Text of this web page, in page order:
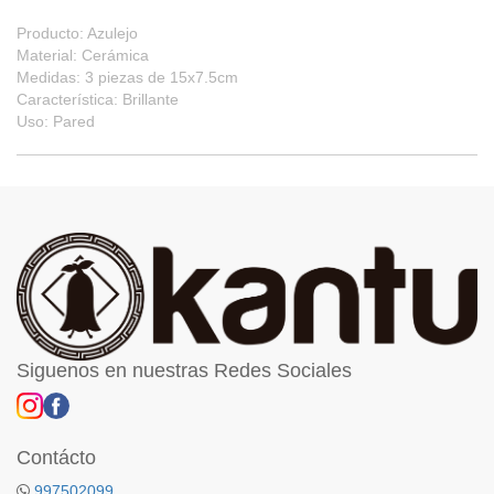
Producto: Azulejo
Material: Cerámica
Medidas: 3 piezas de 15x7.5cm
Característica: Brillante
Uso: Pared
Siguenos en nuestras Redes Sociales
Contácto